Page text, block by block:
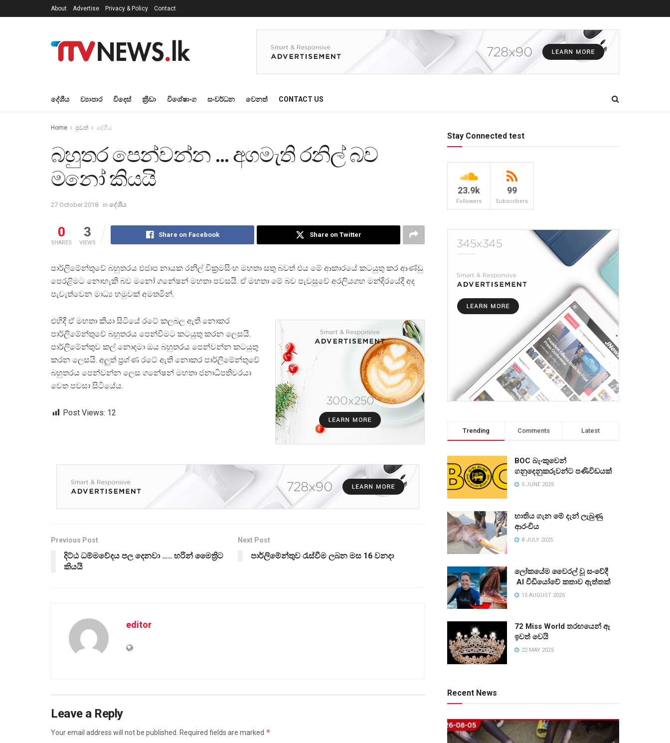
About Advertise Privacy & Policy Contact
දේශීය ව්‍යාපාර විදෙස් ක්‍රීඩා විශේෂාංග සංවර්ධන වෙනත් CONTACT US
Home පුවත් දේශීය
බහුතර පෙන්වන්න … අගමැති රනිල් බව
මනෝ කියයි
27 October 2018 in දේශීය
0
SHARES
3
VIEWS
Share on Facebook Share on Twitter
පාර්ලිමේන්තුවේ බහුතරය එජාප නායක රනිල් වික්‍රමසිංහ මහතා සතු බවත් එය මේ ආකාරයේ කටයුතු කර ආණ්ඩු
පෙරළිමට නොහැකි බව මනෝ ගනේෂන් මහතා පවසයි. ඒ මහතා මේ බව පැවසුවේ අරලියගහ මන්දිරයේදී අද
පැවැත්වෙන මාධ්‍ය හමුවක් අමතමින්.
එහිදී ඒ මහතා කියා සිටියේ රටේ කලබල ඇති නොකර
පාර්ලිමේන්තුවේ බහුතරය පෙන්වීමට කටයුතු කරන ලෙසයි.
පාර්ලිමේන්තුව කල් නොදමා ඔය බහුතරය පෙන්වන්න කටයුතු
කරන ලෙසයි. අලුත් ප්‍රශ්ණ රටේ ඇති නොකර පාර්ලිමේන්තුවේ
බහුතරය පෙන්වන්න ලෙස ගනේෂන් මහතා ජනාධිපතිවරයා
වෙත පවසා සිටියේය.
Post Views: 12
Previous Post
දිට්ඨ ධම්මවේදය පල දෙනවා ….. හරින් මෛත්‍රිට
කියයි
Next Post
පාර්ලිමේන්තුව රැස්වීම ලබන මස 16 වනදා
editor
Leave a Reply
Your email address will not be published. Required fields are marked *
Stay Connected test
23.9k
Followers
99
Subscribers
Trending Comments Latest
BOC බැංකුවෙන්
ගනුදෙනුකරුවන්ට පණිවිඩයක්
5 JUNE 2025
භාතිය ගැන මේ දැන් ලැබුණු
ආරංචිය
8 JULY 2025
ලෝකයේම වෛරල් වූ සංවේදී
AI වීඩියෝවේ කතාව ඇත්තක්
15 AUGUST 2025
72 Miss World තරඟයෙන් ඈ
ඉවත් වෙයි
22 MAY 2025
Recent News